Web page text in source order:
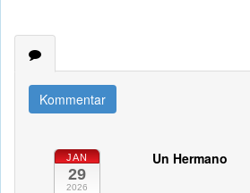
Kommentar
JAN
29
2026
Un Hermano